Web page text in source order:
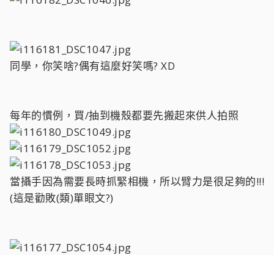
同學，你笑啥?偶有這麼好笑嗎? XD
每年的慣例，買/抽到機殼都要先搬起來供人拍照
當攝手因為需要長時抓緊相機，所以臂力是很足夠的!!!
(這是勸敗(類)單眼文?)